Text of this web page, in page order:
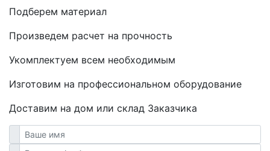
Подберем материал
Произведем расчет на прочность
Укомплектуем всем необходимым
Изготовим на профессиональном оборудование
Доставим на дом или склад Заказчика